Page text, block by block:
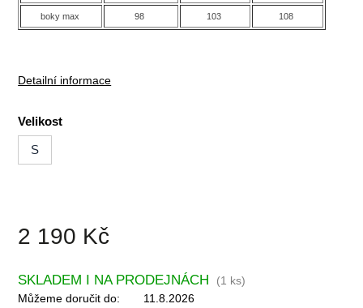
boky max 98 103 108
Detailní informace
Velikost
S
2 190 Kč
SKLADEM I NA PRODEJNÁCH (1 ks)
Můžeme doručit do:
11.8.2026